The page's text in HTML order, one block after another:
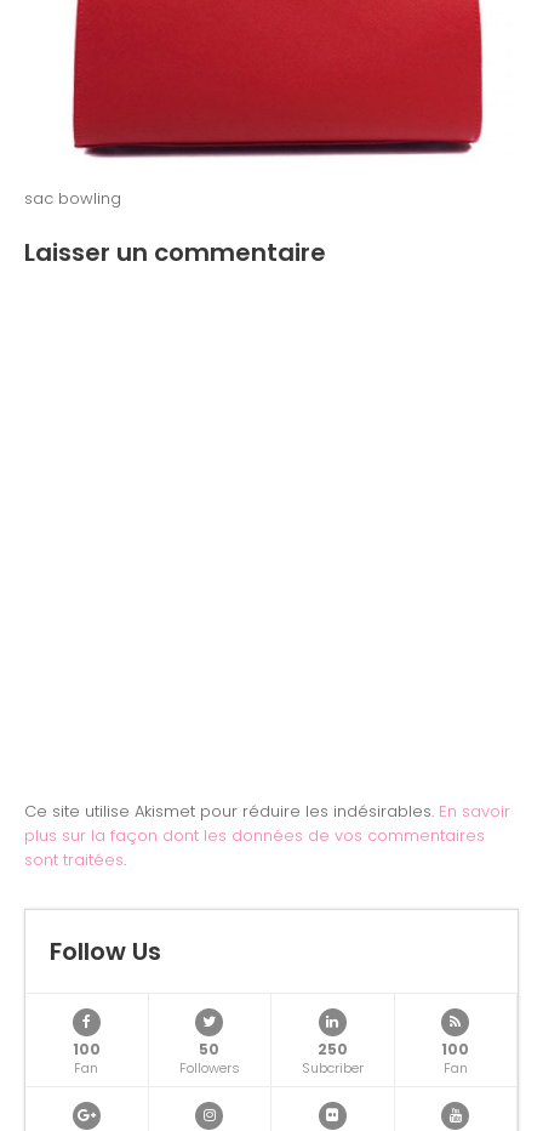
sac bowling
Laisser un commentaire
Ce site utilise Akismet pour réduire les indésirables. En savoir
plus sur la façon dont les données de vos commentaires
sont traitées.
Follow Us
100
Fan
50
Followers
250
Subcriber
100
Fan